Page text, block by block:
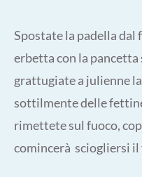
Spostate la padella
erbetta con la pancetta
grattugiate a julienne
sottilmente delle
rimettete sul fuoco,
comincerà sciogliersi